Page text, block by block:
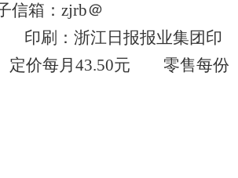
箱：zjrb＠
印刷：浙江日报报业集团印
价每月43.50元 零售每份